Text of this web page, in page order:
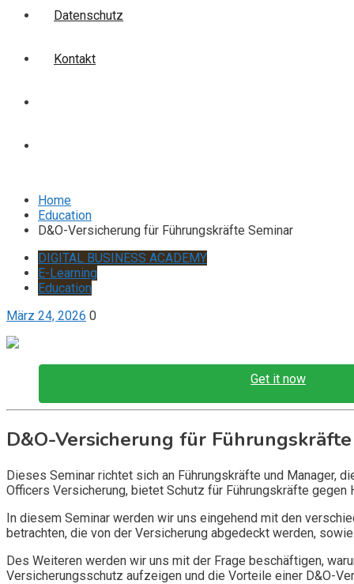
Datenschutz
Kontakt
Home
Education
D&O-Versicherung für Führungskräfte Seminar
DIGITAL BUSINESS ACADEMY
E-Learning
Education
März 24, 2026 0
Get it now
D&O-Versicherung für
Dieses Seminar richtet sich an Führungskräfte und Manager,
Officers Versicherung, bietet Schutz für Führungskräfte
In diesem Seminar werden wir uns eingehend mit den
betrachten, die von der Versicherung abgedeckt werden,
Des Weiteren werden wir uns mit der Frage beschäftigen,
Versicherungsschutz aufzeigen und die Vorteile einer D&O-